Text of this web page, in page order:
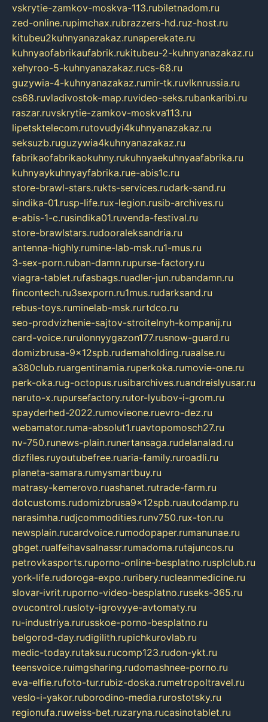
vskrytie-zamkov-moskva-113.rubiletnadom.ru
zed-online.rupimchax.rubrazzers-hd.ruz-host.ru
kitubeu2kuhnyanazakaz.runaperekate.ru
kuhnyaofabrikaufabrik.rukitubeu-2-kuhnyanazakaz.ru
xehyroo-5-kuhnyanazakaz.rucs-68.ru
guzywia-4-kuhnyanazakaz.rumir-tk.ruvlknrussia.ru
cs68.ruvladivostok-map.ruvideo-seks.rubankaribi.ru
raszar.ruvskrytie-zamkov-moskva113.ru
lipetsktelecom.rutovudyi4kuhnyanazakaz.ru
seksuzb.ruguzywia4kuhnyanazakaz.ru
fabrikaofabrikaokuhny.rukuhnyaekuhnyaafabrika.ru
kuhnyaykuhnyayfabrika.rue-abis1c.ru
store-brawl-stars.rukts-services.rudark-sand.ru
sindika-01.rusp-life.rux-legion.rusib-archives.ru
e-abis-1-c.rusindika01.ruvenda-festival.ru
store-brawlstars.rudooraleksandria.ru
antenna-highly.rumine-lab-msk.ru1-mus.ru
3-sex-porn.ruban-damn.rupurse-factory.ru
viagra-tablet.rufasbags.ruadler-jun.rubandamn.ru
fincontech.ru3sexporn.ru1mus.rudarksand.ru
rebus-toys.ruminelab-msk.rurtdco.ru
seo-prodvizhenie-sajtov-stroitelnyh-kompanij.ru
card-voice.rurulonnyygazon177.rusnow-guard.ru
domizbrusa-9x12spb.rudemaholding.ruaalse.ru
a380club.ruargentinamia.ruperkoka.rumovie-one.ru
perk-oka.rug-octopus.rusibarchives.ruandreislyusar.ru
naruto-x.rupursefactory.rutor-lyubov-i-grom.ru
spayderhed-2022.rumovieone.ruevro-dez.ru
webamator.ruma-absolut1.ruavtopomosch27.ru
nv-750.runews-plain.runertansaga.rudelanalad.ru
dizfiles.ruyoutubefree.ruaria-family.ruroadli.ru
planeta-samara.rumysmartbuy.ru
matrasy-kemerovo.ruashanet.rutrade-farm.ru
dotcustoms.rudomizbrusa9x12spb.ruautodamp.ru
narasimha.rudjcommodities.runv750.rux-ton.ru
newsplain.rucardvoice.rumodopaper.rumanunae.ru
gbget.rualfeihavsalnassr.rumadoma.rutajuncos.ru
petrovkasports.ruporno-online-besplatno.rusplclub.ru
york-life.rudoroga-expo.ruribery.rucleanmedicine.ru
slovar-ivrit.ruporno-video-besplatno.ruseks-365.ru
ovucontrol.rusloty-igrovyye-avtomaty.ru
ru-industriya.rurusskoe-porno-besplatno.ru
belgorod-day.rudigilith.rupichkurovlab.ru
medic-today.rutaksu.rucomp123.rudon-ykt.ru
teensvoice.ruimgsharing.rudomashnee-porno.ru
eva-elfie.rufoto-tur.rubiz-doska.rumetropoltravel.ru
veslo-i-yakor.ruborodino-media.rurostotsky.ru
regionufa.ruweiss-bet.ruzaryna.rucasinotablet.ru